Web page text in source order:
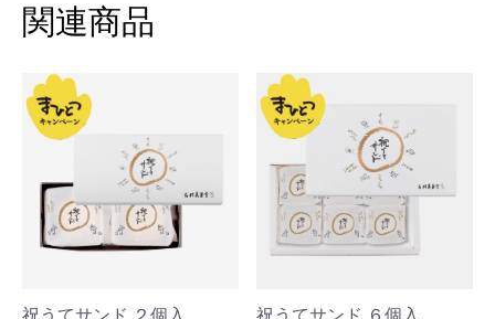
関連商品
祝うてサンド ２個入
祝うてサンド ６個入